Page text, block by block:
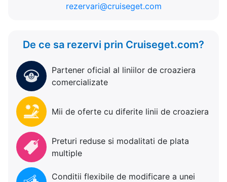
rezervari@cruiseget.com
De ce sa rezervi prin Cruiseget.com?
Partener oficial al liniilor de croaziera
comercializate
Mii de oferte cu diferite linii de croaziera
Preturi reduse si modalitati de plata
multiple
Conditii flexibile de modificare a unei